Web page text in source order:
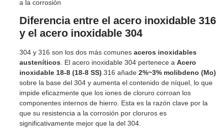
a la corrosión
Diferencia entre el acero inoxidable 316
y el acero inoxidable 304
304 y 316 son los dos más comunes aceros inoxidables
austeníticos . El acero inoxidable 304 pertenece a Acero
inoxidable 18-8 (18-8 SS) .316 añade 2%~3% molibdeno (Mo)
sobre la base del 304 y aumenta el contenido de níquel, lo que
impide eficazmente que los iones de cloruro corroan los
componentes internos de hierro. Esta es la razón clave por la
que su resistencia a la corrosión por cloruros es
significativamente mejor que la del 304.